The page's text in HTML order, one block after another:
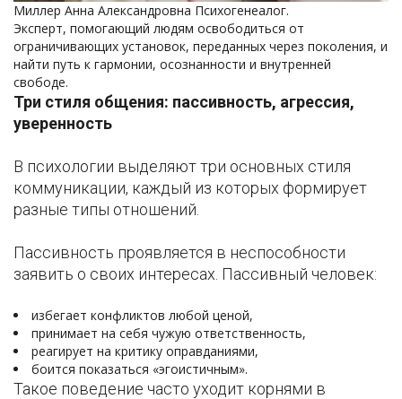
Миллер Анна Александровна Психогенеалог.
Эксперт, помогающий людям освободиться от
ограничивающих установок, переданных через поколения, и
найти путь к гармонии, осознанности и внутренней
свободе.
Три стиля общения: пассивность, агрессия,
уверенность
В психологии выделяют три основных стиля
коммуникации, каждый из которых формирует
разные типы отношений.
Пассивность проявляется в неспособности
заявить о своих интересах. Пассивный человек:
избегает конфликтов любой ценой,
принимает на себя чужую ответственность,
реагирует на критику оправданиями,
боится показаться «эгоистичным».
Такое поведение часто уходит корнями в